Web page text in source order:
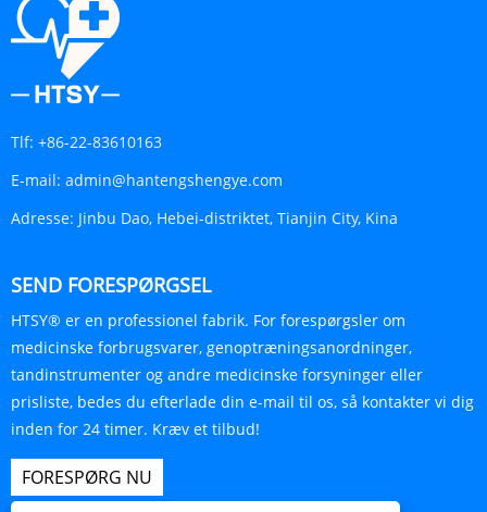
Tlf: +86-22-83610163
E-mail: admin@hantengshengye.com
Adresse: Jinbu Dao, Hebei-distriktet, Tianjin City, Kina
SEND FORESPØRGSEL
HTSY® er en professionel fabrik. For forespørgsler om
medicinske forbrugsvarer, genoptræningsanordninger,
tandinstrumenter og andre medicinske forsyninger eller
prisliste, bedes du efterlade din e-mail til os, så kontakter vi dig
inden for 24 timer. Kræv et tilbud!
FORESPØRG NU